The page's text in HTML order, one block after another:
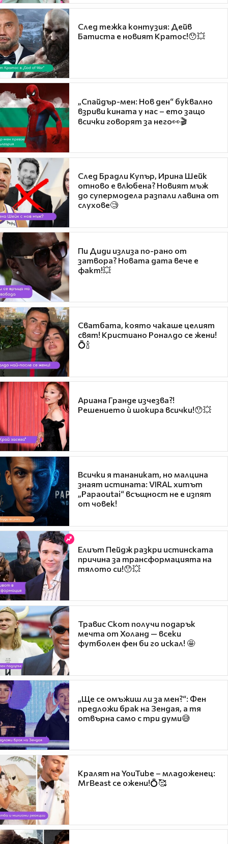
След тежка контузия: Дейв
Батиста е новият Кратос!😯💥
„Спайдър-мен: Нов ден“ буквално
взриви кината у нас – ето защо
всички говорят за него👀🎬
След Брадли Купър, Ирина Шейк
отново е влюбена? Новият мъж
до супермодела разпали лавина от
слухове🧐
Пи Диди излиза по-рано от
затвора? Новата дата вече е
факт!💥
Сватбата, която чакаше целият
свят! Кристиано Роналдо се жени!
💍🍾
Ариана Гранде изчезва?!
Решението ѝ шокира всички!😯💥
Всички я тананикат, но малцина
знаят истината: VIRAL хитът
„Papaoutai“ всъщност не е изпят
от човек!
Елиът Пейдж разкри истинската
причина за трансформацията на
тялото си!😯💥
Травис Скот получи подарък
мечта от Холанд — всеки
футболен фен би го искал! 🤩
„Ще се омъжиш ли за мен?“: Фен
предложи брак на Зендая, а тя
отвърна само с три думи😅
Кралят на YouTube – младоженец:
MrBeast се ожени!💍🥰